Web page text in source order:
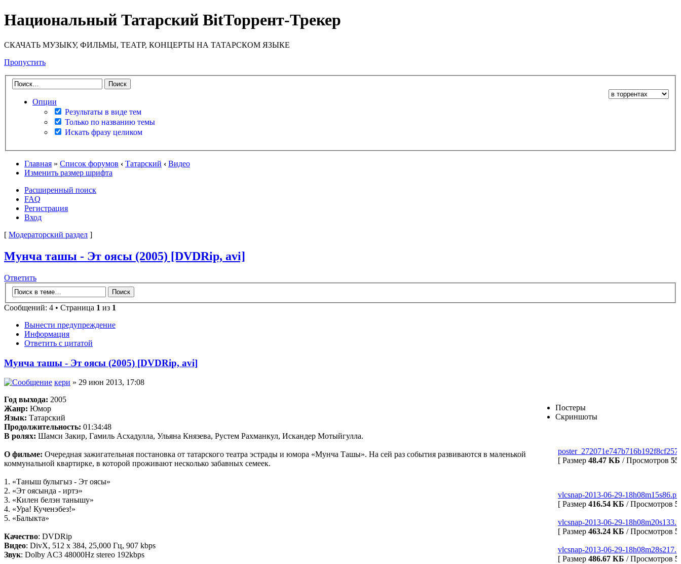
Национальный Татарский BitТоррент-Трекер
СКАЧАТЬ МУЗЫКУ, ФИЛЬМЫ, ТЕАТР, КОНЦЕРТЫ НА ТАТАРСКОМ ЯЗЫКЕ
Пропустить
Опции
Результаты в виде тем
Только по названию темы
Искать фразу целиком
Главная » Список форумов ‹ Татарский ‹ Видео
Изменить размер шрифта
Расширенный поиск
FAQ
Регистрация
Вход
[ Модераторский раздел ]
Мунча ташы - Эт оясы (2005) [DVDRip, avi]
Ответить
Сообщений: 4 • Страница 1 из 1
Вынести предупреждение
Информация
Ответить с цитатой
Мунча ташы - Эт оясы (2005) [DVDRip, avi]
кери » 29 июн 2013, 17:08
Постеры
Скриншоты
[ Размер 48.47 КБ / Просмотров
vlcsnap-2013-06-29-
[ Размер 416.54 КБ / Просмотров
vlcsnap-2013-06-29-
[ Размер 463.24 КБ / Просмотров
vlcsnap-2013-06-29-
[ Размер 486.67 КБ / Просмотров
Год выхода: 2005
Жанр: Юмор
Язык: Татарский
Продолжительность: 01:34:48
В ролях: Шамси Закир, Гамиль Асхадулла, Ульяна Князева, Рустем Рахманкул, Искандер Мотыйгулла.
О фильме: Очередная зажигательная постановка от татарского театра эстрады и юмора «Мунча Ташы». На сей раз события развиваются в маленькой
коммунальной квартирке, в которой проживают несколько забавных семеек.
1. «Таныш булыгыз - Эт оясы»
2. «Эт оясында - иртэ»
3. «Килен белэн танышу»
4. «Ура! Кученэбез!»
5. «Балыкта»
Качество: DVDRip
Видео: DivX, 512 x 384, 25,000 Гц, 907 kbps
Звук: Dolby AC3 48000Hz stereo 192kbps